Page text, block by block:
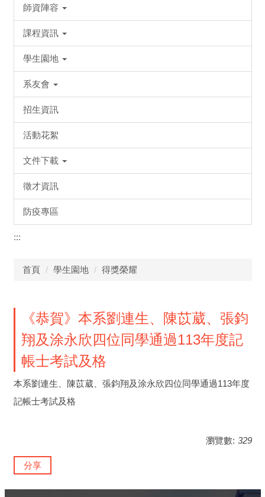
師資陣容
課程資訊
學生園地
系友會
招生資訊
活動花絮
文件下載
徵才資訊
防疫專區
:::
首頁 學生園地 得獎榮耀
《恭賀》本系劉連生、陳苡葳、張鈞
翔及涂永欣四位同學通過113年度記
帳士考試及格
本系劉連生、陳苡葳、張鈞翔及涂永欣四位同學通過113年度
記帳士考試及格
瀏覽數: 329
分享